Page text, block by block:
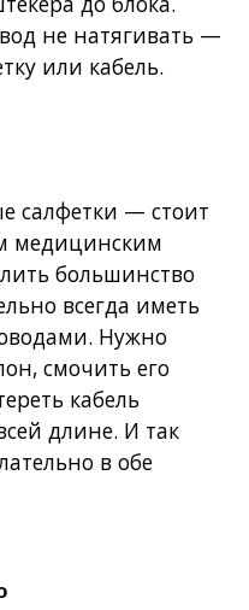
не натягивать —
или кабель.
салфетки — стоит
медицинским
большинство
всегда иметь
Нужно
смочить его
кабель
длине. И так
в обе